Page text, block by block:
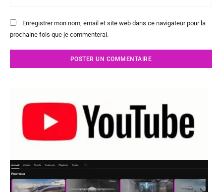
Enregistrer mon nom, email et site web dans ce navigateur pour la
prochaine fois que je commenterai.